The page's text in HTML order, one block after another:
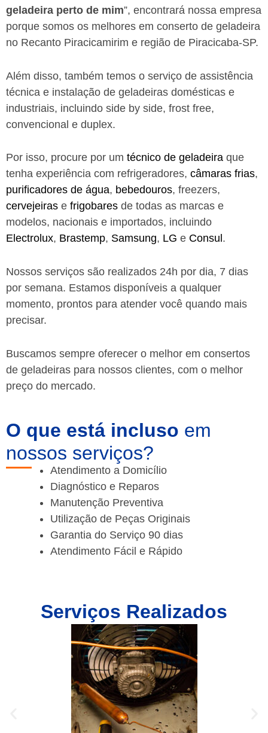
geladeira perto de mim”, encontrará nossa empresa
porque somos os melhores em conserto de geladeira
no Recanto Piracicamirim e região de Piracicaba-SP.
Além disso, também temos o serviço de assistência
técnica e instalação de geladeiras domésticas e
industriais, incluindo side by side, frost free,
convencional e duplex.
Por isso, procure por um técnico de geladeira que
tenha experiência com refrigeradores, câmaras frias,
purificadores de água, bebedouros, freezers,
cervejeiras e frigobares de todas as marcas e
modelos, nacionais e importados, incluindo
Electrolux, Brastemp, Samsung, LG e Consul .
Nossos serviços são realizados 24h por dia, 7 dias
por semana. Estamos disponíveis a qualquer
momento, prontos para atender você quando mais
precisar.
Buscamos sempre oferecer o melhor em consertos
de geladeiras para nossos clientes, com o melhor
preço do mercado.
O que está incluso em
nossos serviços?
Atendimento a Domicílio
Diagnóstico e Reparos
Manutenção Preventiva
Utilização de Peças Originais
Garantia do Serviço 90 dias
Atendimento Fácil e Rápido
Serviços Realizados